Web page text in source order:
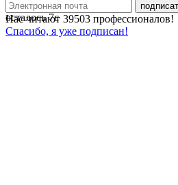
Нас читают 39503 профессионалов!
Спасибо, я уже подписан!
осталось7с